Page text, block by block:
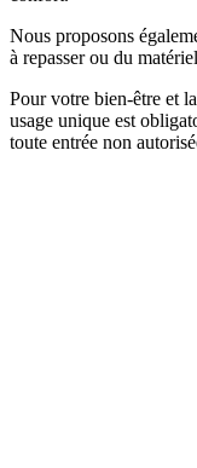
Nous proposons
à repasser ou du
Pour votre bien-être et
usage unique est
toute entrée non